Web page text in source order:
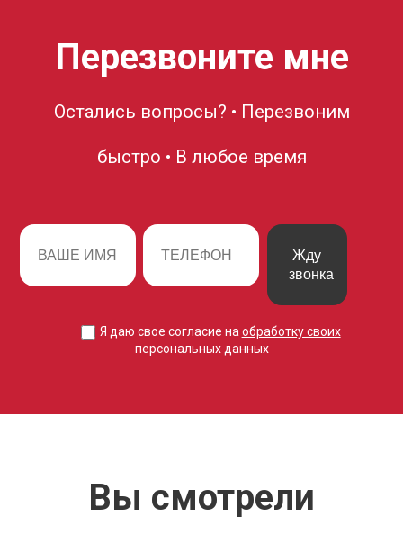
Перезвоните мне
Остались вопросы? • Перезвоним
быстро • В любое время
Жду
звонка
Я даю свое согласие на обработку своих
персональных данных
Вы смотрели